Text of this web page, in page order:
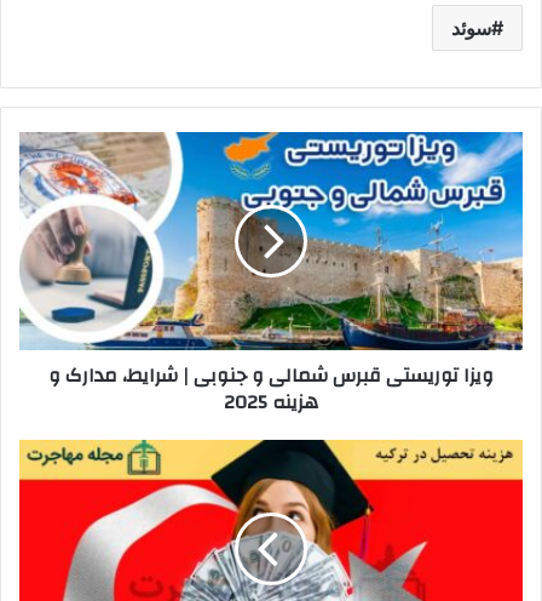
سوئد
ویزا
توریستی
قبرس
شمالی
و
جنوبی
|
شرایط،
مدارک
ویزا توریستی قبرس شمالی و جنوبی | شرایط، مدارک و
هزینه 2025
هزینه
تحصیل